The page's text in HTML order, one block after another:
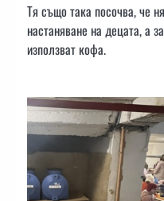
Тя също така посочва, че
настаняване на децата, а
използват кофа.